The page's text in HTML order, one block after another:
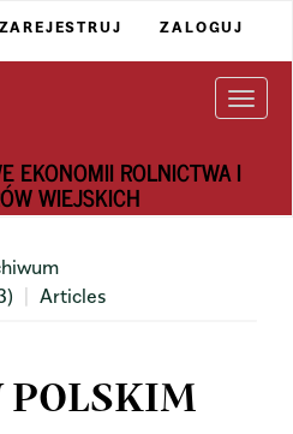
ZAREJESTRUJ ZALOGUJ
EKONOMII ROLNICTWA I
WIEJSKICH
Articles
POLSKIM